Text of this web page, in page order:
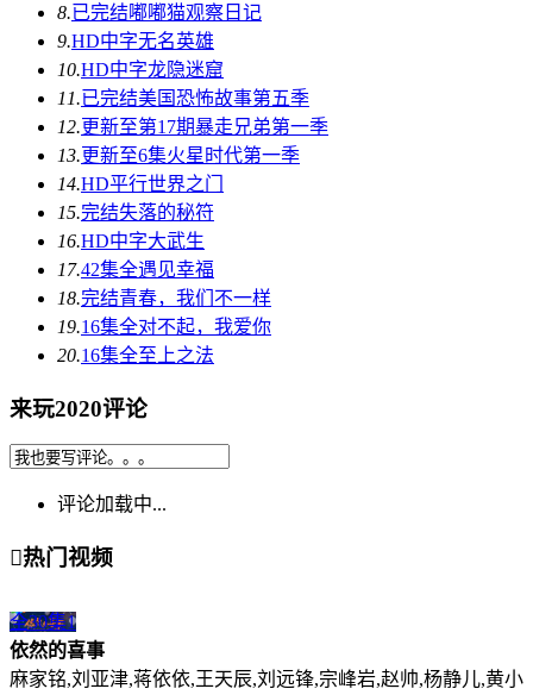
8.已完结嘟嘟猫观察日记
9.HD中字无名英雄
10.HD中字龙隐迷窟
11.已完结美国恐怖故事第五季
12.更新至第17期暴走兄弟第一季
13.更新至6集火星时代第一季
14.HD平行世界之门
15.完结失落的秘符
16.HD中字大武生
17.42集全遇见幸福
18.完结青春，我们不一样
19.16集全对不起，我爱你
20.16集全至上之法
来玩2020评论
评论加载中...
热门视频
全30集1
依然的喜事
麻家铭,刘亚津,蒋依依,王天辰,刘远锋,宗峰岩,赵帅,杨静儿,黄小